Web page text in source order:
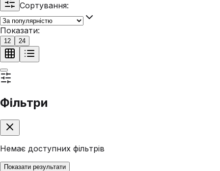
Сортування:
Показати:
12 24
Фільтри
Немає доступних фільтрів
Показати результати